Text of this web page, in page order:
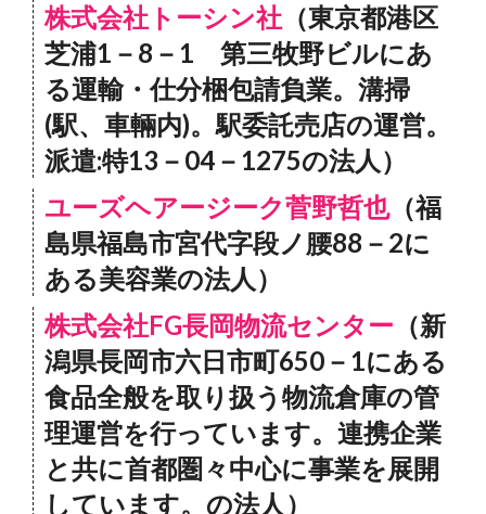
株式会社トーシン社 （東京都港区
芝浦1－8－1 第三牧野ビルにあ
る運輸・仕分梱包請負業。溝掃
(駅、車輛内)。駅委託売店の運営。
派遣:特13－04－1275の法人）
ユーズヘアージーク菅野哲也（福
島県福島市宮代字段ノ腰88－2に
ある美容業の法人）
株式会社FG長岡物流センター （新
潟県長岡市六日市町650－1にある
食品全般を取り扱う物流倉庫の管
理運営を行っています。連携企業
と共に首都圏々中心に事業を展開
しています。の法人）